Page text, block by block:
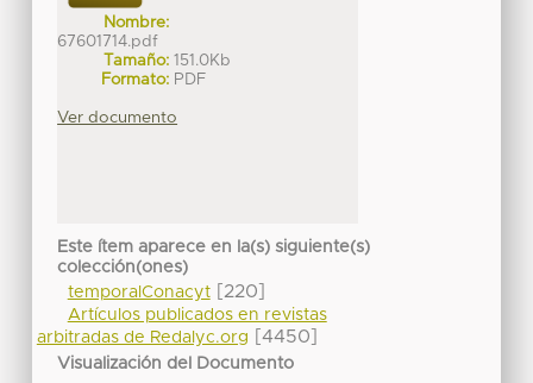
Nombre:
67601714.pdf
Tamaño: 151.0Kb
Formato: PDF
Ver documento
Este ítem aparece en la(s) siguiente(s)
colección(ones)
temporalConacyt[220]
Artículos publicados en revistas
arbitradas de Redalyc.org
[4450]
Visualización del Documento